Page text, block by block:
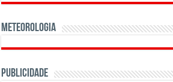
Meteorologia
Publicidade